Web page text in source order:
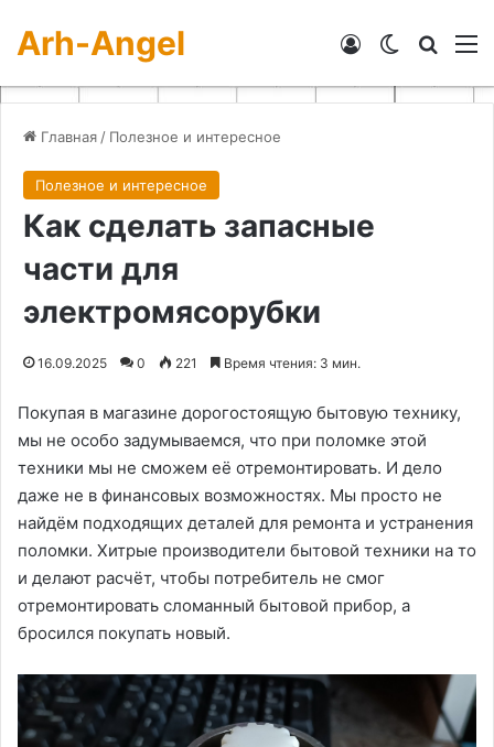
Arh-Angel Switch skin
Войти
Главная / Полезное и интересное
Полезное и интересное
Как сделать запасные
части для
электромясорубки
16.09.2025 0 221 Время чтения: 3 мин.
Покупая в магазине дорогостоящую бытовую технику,
мы не особо задумываемся, что при поломке этой
техники мы не сможем её отремонтировать. И дело
даже не в финансовых возможностях. Мы просто не
найдём подходящих деталей для ремонта и устранения
поломки. Хитрые производители бытовой техники на то
и делают расчёт, чтобы потребитель не смог
отремонтировать сломанный бытовой прибор, а
бросился покупать новый.